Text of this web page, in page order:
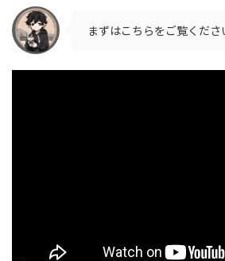
まずはこちらをご覧くださ